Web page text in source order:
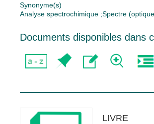
Synonyme(s)
Analyse spectrochimique ;Spectre
Documents disponibles dans
LIVRE